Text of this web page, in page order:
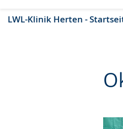
Transkript anzeigen
Abspielen
Pausieren
LWL-Klinik Herten -